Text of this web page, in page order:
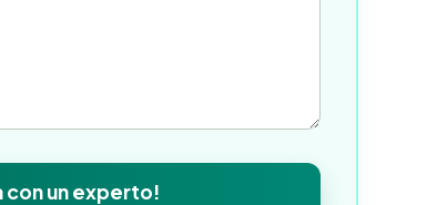
con un experto!